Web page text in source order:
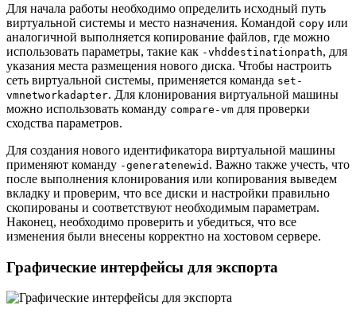
Для начала работы необходимо определить исходный путь
виртуальной системы и место назначения. Командой copy или
аналогичной выполняется копирование файлов, где можно
использовать параметры, такие как -vhddestinationpath, для
указания места размещения нового диска. Чтобы настроить
сеть виртуальной системы, применяется команда set-
vmnetworkadapter. Для клонирования виртуальной машины
можно использовать команду compare-vm для проверки
сходства параметров.
Для создания нового идентификатора виртуальной машины
применяют команду -generatenewid . Важно также учесть, что
после выполнения клонирования или копирования выведем
вкладку и проверим, что все диски и настройки правильно
скопированы и соответствуют необходимым параметрам.
Наконец, необходимо проверить и убедиться, что все
изменения были внесены корректно на хостовом сервере.
Графические интерфейсы для экспорта